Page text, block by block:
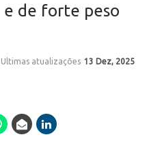
de forte peso
Ultimas atualizações 13 Dez, 2025